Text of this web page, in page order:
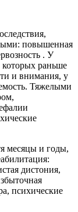
повышенная
. У
которых раньше
и внимания, у
Тяжелыми
месяцы и годы,
дистония,
психические